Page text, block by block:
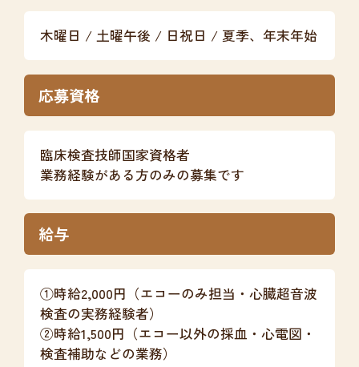
木曜日 / 土曜午後 / 日祝日 / 夏季、年末年始
応募資格
臨床検査技師国家資格者
業務経験がある方のみの募集です
給与
①時給2,000円（エコーのみ担当・心臓超音波
検査の実務経験者）
②時給1,500円（エコー以外の採血・心電図・
検査補助などの業務）